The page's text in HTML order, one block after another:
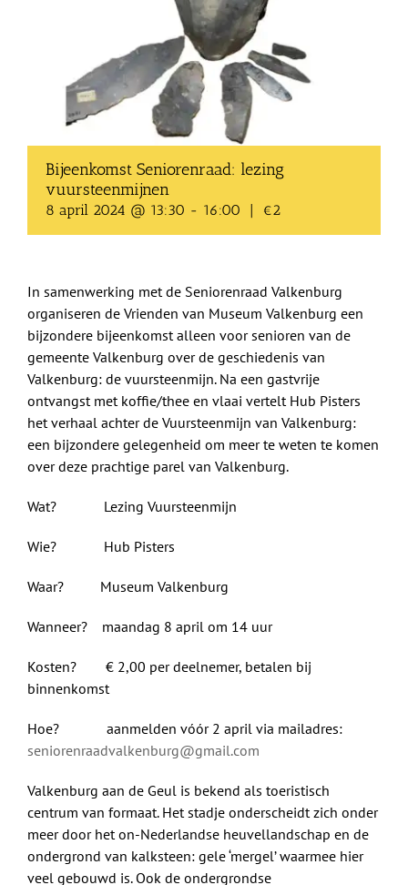
Over Ons
BEZOEK
Bijeenkomst Seniorenraad: lezing
vuursteenmijnen
8 april 2024 @ 13:30 - 16:00 €2
In samenwerking met de Seniorenraad Valkenburg
organiseren de Vrienden van Museum Valkenburg een
bijzondere bijeenkomst alleen voor senioren van de
gemeente Valkenburg over de geschiedenis van
Valkenburg: de vuursteenmijn. Na een gastvrije
ontvangst met koffie/thee en vlaai vertelt Hub Pisters
het verhaal achter de Vuursteenmijn van Valkenburg:
een bijzondere gelegenheid om meer te weten te komen
over deze prachtige parel van Valkenburg.
Wat? Lezing Vuursteenmijn
Wie? Hub Pisters
Waar? Museum Valkenburg
Wanneer? maandag 8 april om 14 uur
Kosten? € 2,00 per deelnemer, betalen bij
binnenkomst
Hoe? aanmelden vóór 2 april via mailadres:
seniorenraadvalkenburg@gmail.com
Valkenburg aan de Geul is bekend als toeristisch
centrum van formaat. Het stadje onderscheidt zich onder
meer door het on-Nederlandse heuvellandschap en de
ondergrond van kalksteen: gele ‘mergel’ waarmee hier
veel gebouwd is. Ook de ondergrondse